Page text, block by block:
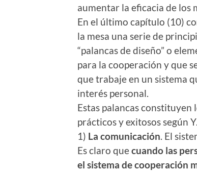
aumentar la eficacia de los
En el último capítulo (10)
la mesa una serie de
“palancas de diseño” o
para la cooperación y que
que trabaje en un sistema
interés personal.
Estas palancas constituyen
prácticos y exitosos según
1) La comunicación. El
Es claro quecuando las
el sistema de cooperación